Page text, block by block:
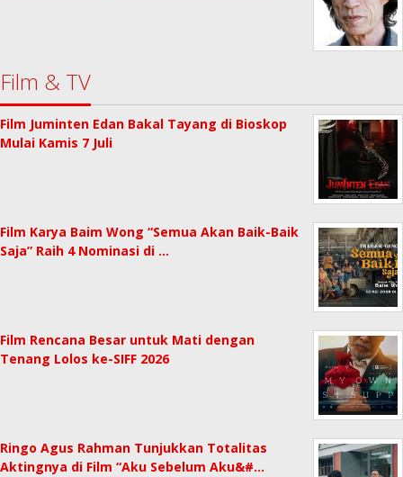
Film & TV
Film Juminten Edan Bakal Tayang di Bioskop
Mulai Kamis 7 Juli
Film Karya Baim Wong “Semua Akan Baik-Baik
Saja” Raih 4 Nominasi di …
Film Rencana Besar untuk Mati dengan
Tenang Lolos ke-SIFF 2026
Ringo Agus Rahman Tunjukkan Totalitas
Aktingnya di Film “Aku Sebelum Aku&#…